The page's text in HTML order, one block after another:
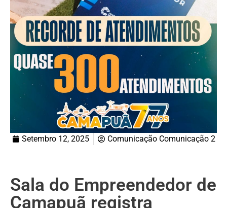
Setembro 12, 2025 Comunicação Comunicação 2
Sala do Empreendedor de
Camapuã registra